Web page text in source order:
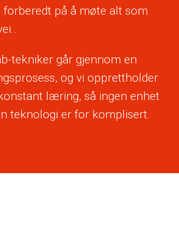
forberedt på å møte alt som
tekniker går gjennom en
og vi opprettholder
læring, så ingen enhet
teknologi er for komplisert.